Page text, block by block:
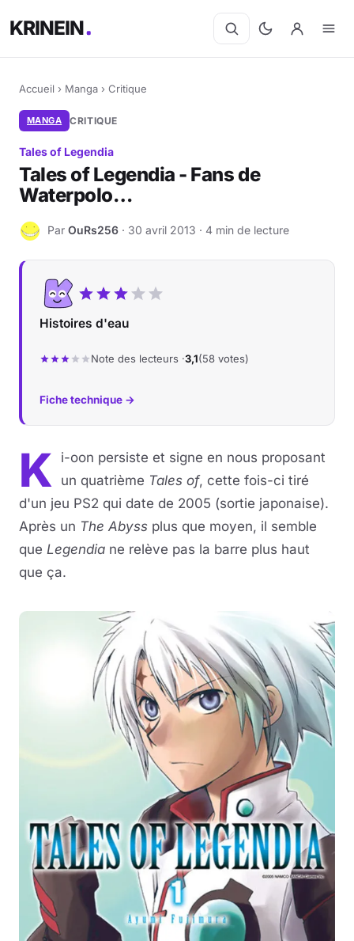
KRINEIN
Accueil › Manga › Critique
MANGA CRITIQUE
Tales of Legendia
Tales of Legendia - Fans de
Waterpolo…
O Par OuRs256 · 30 avril 2013 · 4 min de lecture
Histoires d'eau
Note des lecteurs ·3,1(58 votes)
Fiche technique →
K i-oon persiste et signe en nous proposant
un quatrième Tales of, cette fois-ci tiré
d'un jeu PS2 qui date de 2005 (sortie japonaise).
Après un The Abyss plus que moyen, il semble
que Legendia ne relève pas la barre plus haut
que ça.